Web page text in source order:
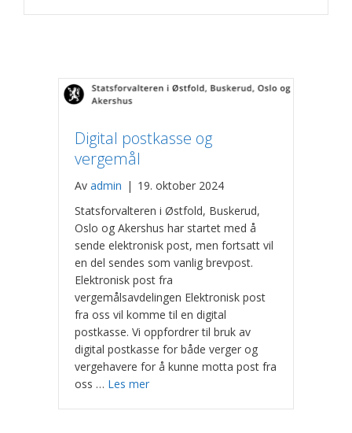
Digital postkasse og
vergemål
Av admin | 19. oktober 2024
Statsforvalteren i Østfold, Buskerud,
Oslo og Akershus har startet med å
sende elektronisk post, men fortsatt vil
en del sendes som vanlig brevpost.
Elektronisk post fra
vergemålsavdelingen Elektronisk post
fra oss vil komme til en digital
postkasse. Vi oppfordrer til bruk av
digital postkasse for både verger og
vergehavere for å kunne motta post fra
oss … Les mer